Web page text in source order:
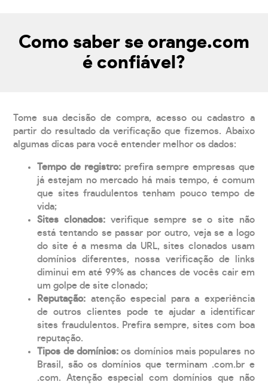
Como saber se orange.com
é confiável?
Tome sua decisão de compra, acesso ou cadastro a
partir do resultado da verificação que fizemos. Abaixo
algumas dicas para você entender melhor os dados:
Tempo de registro: prefira sempre empresas que
já estejam no mercado há mais tempo, é comum
que sites fraudulentos tenham pouco tempo de
vida;
Sites clonados: verifique sempre se o site não
está tentando se passar por outro, veja se a logo
do site é a mesma da URL, sites clonados usam
domínios diferentes, nossa verificação de links
diminui em até 99% as chances de vocês cair em
um golpe de site clonado;
Reputação: atenção especial para a experiência
de outros clientes pode te ajudar a identificar
sites fraudulentos. Prefira sempre, sites com boa
reputação.
Tipos de domínios:os domínios mais populares no
Brasil, são os domínios que terminam .com.br e
.com. Atenção especial com domínios que não